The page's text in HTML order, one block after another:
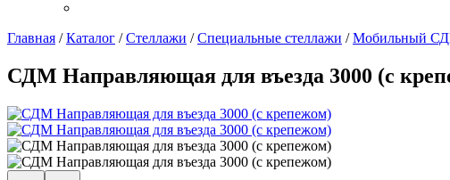
Главная /Каталог /Стеллажи /Специальные стеллажи /Мобильный
СДМ Направляющая для въезда 3000 (с